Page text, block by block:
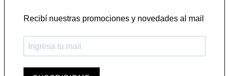
Recibí nuestras promociones y novedades al mail